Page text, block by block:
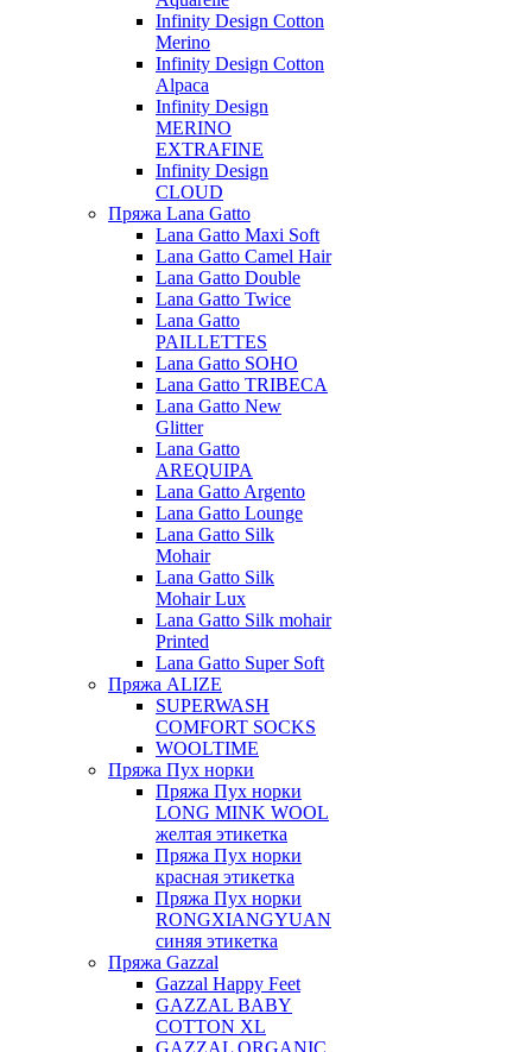
Infinity Design Cotton
Merino
Infinity Design Cotton
Alpaca
Infinity Design
MERINO
EXTRAFINE
Infinity Design
CLOUD
Пряжа Lana Gatto
Lana Gatto Maxi Soft
Lana Gatto Camel Hair
Lana Gatto Double
Lana Gatto Twice
Lana Gatto
PAILLETTES
Lana Gatto SOHO
Lana Gatto TRIBECA
Lana Gatto New
Glitter
Lana Gatto
AREQUIPA
Lana Gatto Argento
Lana Gatto Lounge
Lana Gatto Silk
Mohair
Lana Gatto Silk
Mohair Lux
Lana Gatto Silk mohair
Printed
Lana Gatto Super Soft
Пряжа ALIZE
SUPERWASH
COMFORT SOCKS
WOOLTIME
Пряжа Пух норки
Пряжа Пух норки
LONG MINK WOOL
желтая этикетка
Пряжа Пух норки
красная этикетка
Пряжа Пух норки
RONGXIANGYUAN
синяя этикетка
Пряжа Gazzal
Gazzal Happy Feet
GAZZAL BABY
COTTON XL
GAZZAL ORGANIC